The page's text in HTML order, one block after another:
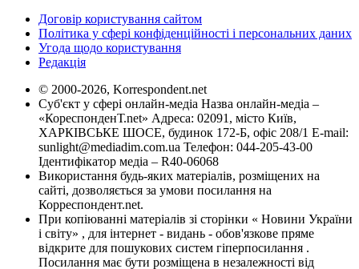
Договір користування сайтом
Політика у сфері конфіденційності і персональних даних
Угода щодо користування
Редакція
© 2000-2026, Korrespondent.net
Суб'єкт у сфері онлайн-медіа Назва онлайн-медіа –
«КореспонденТ.net» Адреса: 02091, місто Київ,
ХАРКІВСЬКЕ ШОСЕ, будинок 172-Б, офіс 208/1 E-mail:
sunlight@mediadim.com.ua Телефон: 044-205-43-00
Ідентифікатор медіа – R40-06068
Використання будь-яких матеріалів, розміщених на
сайті, дозволяється за умови посилання на
Корреспондент.net.
При копіюванні матеріалів зі сторінки « Новини України
і світу» , для інтернет - видань - обов'язкове пряме
відкрите для пошукових систем гіперпосилання .
Посилання має бути розміщена в незалежності від